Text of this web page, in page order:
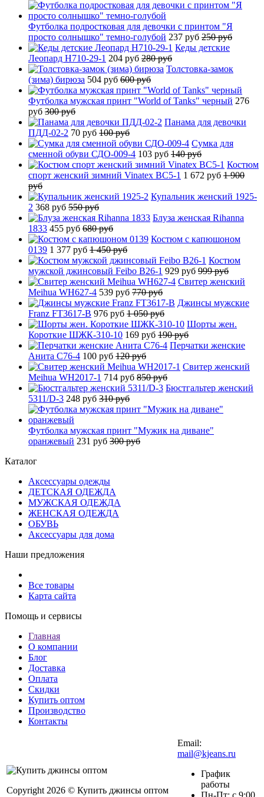
Футболка подростковая для девочки с принтом "Я
просто солнышко" темно-голубой 237 руб 250 руб
Кеды детские
Леопард H710-29-1 204 руб 280 руб
Толстовка-замок
(зима) бирюза 504 руб 600 руб
Футболка мужская принт "World of Tanks" черный 276
руб 300 руб
Панама для девочки
ПДД-02-2 70 руб 100 руб
Сумка для
сменной обуви СДО-009-4 103 руб 140 руб
Костюм
спорт женский зимний Vinatex BC5-1 1 672 руб 1 900
руб
Купальник женский 1925-
2 368 руб 550 руб
Блуза женская Rihanna
1833 455 руб 680 руб
Костюм с капюшоном
0139 1 377 руб 1 450 руб
Костюм
мужской джинсовый Feibo B26-1 929 руб 999 руб
Свитер женский
Meihua WH627-4 539 руб 770 руб
Джинсы мужские
Franz FT3617-B 976 руб 1 050 руб
Шорты жен.
Короткие ШЖК-310-10 169 руб 190 руб
Перчатки женские
Анита C76-4 100 руб 120 руб
Свитер женский
Meihua WH2017-1 714 руб 850 руб
Бюстгальтер женский
5311/D-3 248 руб 310 руб
Футболка мужская принт "Мужик на диване"
оранжевый 231 руб 300 руб
Каталог
Аксессуары одежды
ДЕТСКАЯ ОДЕЖДА
МУЖСКАЯ ОДЕЖДА
ЖЕНСКАЯ ОДЕЖДА
ОБУВЬ
Аксессуары для дома
Наши предложения
Все товары
Карта сайта
Помощь и сервисы
Главная
О компании
Блог
Доставка
Оплата
Скидки
Купить оптом
Производство
Контакты
Copyright 2026 © Купить джинсы оптом
Email:
mail@kjeans.ru
График
работы
Пн-Пт: с 9:00